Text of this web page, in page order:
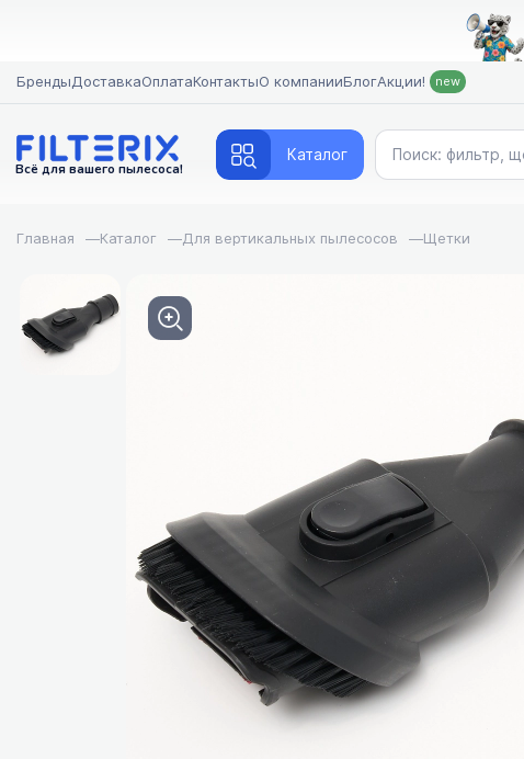
БрендыДоставкаОплатаКонтактыО компанииБлогАкции! new
Всё для вашего пылесоса!
Каталог
Главная —Каталог —Для вертикальных пылесосов —Щетки
FILTERIX — Запчасти,